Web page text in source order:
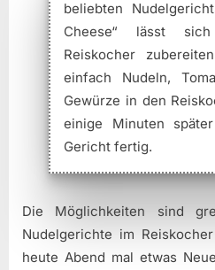
beliebten
Cheese“ lässt
Reiskocher
einfach Nudeln,
Gewürze in den
einige Minuten
Gericht fertig.
Die Möglichkeiten sind
Nudelgerichte im
heute Abend mal etwas